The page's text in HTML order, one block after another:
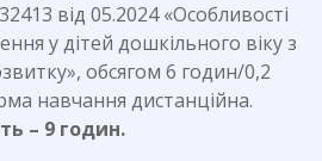
від 05.2024 «Особливості
у дітей дошкільного віку з
обсягом 6 годин/0,2
навчання дистанційна.
– 9 годин.